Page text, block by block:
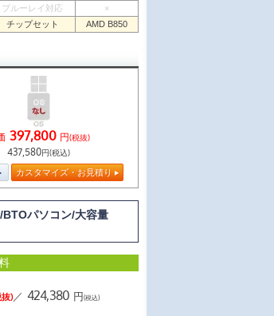
ブルーレイ対応
×
チップセット AMD B850
397,800 円(税抜)
437,580円(税込)
カスタマイズ・お見積り
パソコン/大容量
)／ 424,380 円(税込)